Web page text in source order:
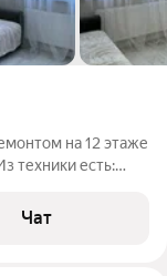
на 12 этаже
техники есть:
Чат